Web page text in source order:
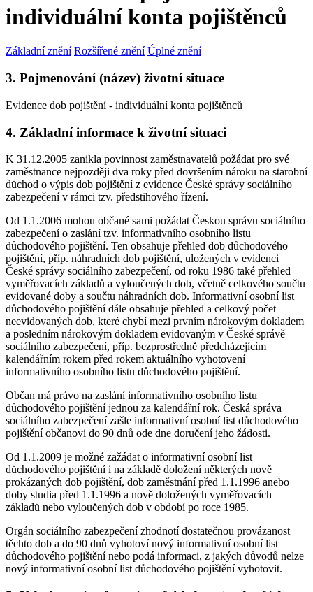
individuální konta pojištěnců
Základní znění Rozšířené znění Úplné znění
3. Pojmenování (název) životní situace
Evidence dob pojištění - individuální konta pojištěnců
4. Základní informace k životní situaci
K 31.12.2005 zanikla povinnost zaměstnavatelů požádat pro své
zaměstnance nejpozději dva roky před dovršením nároku na starobní
důchod o výpis dob pojištění z evidence České správy sociálního
zabezpečení v rámci tzv. předstihového řízení.
Od 1.1.2006 mohou občané sami požádat Českou správu sociálního
zabezpečení o zaslání tzv. informativního osobního listu
důchodového pojištění. Ten obsahuje přehled dob důchodového
pojištění, příp. náhradních dob pojištění, uložených v evidenci
České správy sociálního zabezpečení, od roku 1986 také přehled
vyměřovacích základů a vyloučených dob, včetně celkového součtu
evidované doby a součtu náhradních dob. Informativní osobní list
důchodového pojištění dále obsahuje přehled a celkový počet
neevidovaných dob, které chybí mezi prvním nárokovým dokladem
a posledním nárokovým dokladem evidovaným v České správě
sociálního zabezpečení, příp. bezprostředně předcházejícím
kalendářním rokem před rokem aktuálního vyhotovení
informativního osobního listu důchodového pojištění.
Občan má právo na zaslání informativního osobního listu
důchodového pojištění jednou za kalendářní rok. Česká správa
sociálního zabezpečení zašle informativní osobní list důchodového
pojištění občanovi do 90 dnů ode dne doručení jeho žádosti.
Od 1.1.2009 je možné zažádat o informativní osobní list
důchodového pojištění i na základě doložení některých nově
prokázaných dob pojištění, dob zaměstnání před 1.1.1996 anebo
doby studia před 1.1.1996 a nově doložených vyměřovacích
základů nebo vyloučených dob v období po roce 1985.
Orgán sociálního zabezpečení zhodnotí dostatečnou provázanost
těchto dob a do 90 dnů vyhotoví nový informativní osobní list
důchodového pojištění nebo podá informaci, z jakých důvodů nelze
nový informativní osobní list důchodového pojištění vyhotovit.